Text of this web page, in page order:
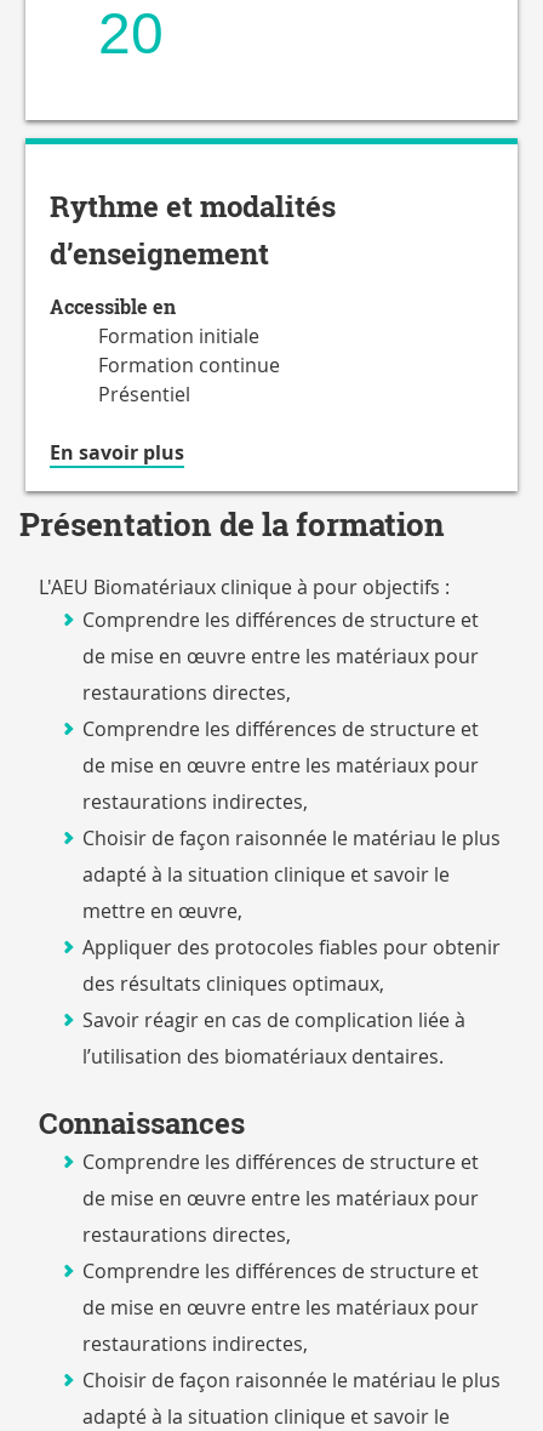
20
Rythme et modalités
d’enseignement
Accessible en
Formation initiale
Formation continue
Présentiel
En savoir plusà
Accessible
Présentation de la formation
L'AEU Biomatériaux clinique à pour objectifs :
Comprendre les différences de structure et
de mise en œuvre entre les matériaux pour
restaurations directes,
Comprendre les différences de structure et
de mise en œuvre entre les matériaux pour
restaurations indirectes,
Choisir de façon raisonnée le matériau le plus
adapté à la situation clinique et savoir le
mettre en œuvre,
Appliquer des protocoles fiables pour obtenir
des résultats cliniques optimaux,
Savoir réagir en cas de complication liée à
l’utilisation des biomatériaux dentaires.
Connaissances
Comprendre les différences de structure et
de mise en œuvre entre les matériaux pour
restaurations directes,
Comprendre les différences de structure et
de mise en œuvre entre les matériaux pour
restaurations indirectes,
Choisir de façon raisonnée le matériau le plus
adapté à la situation clinique et savoir le